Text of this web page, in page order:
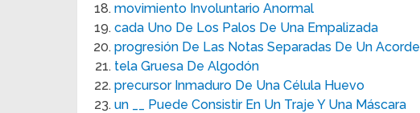
movimiento Involuntario Anormal
cada Uno De Los Palos De Una Empalizada
progresión De Las Notas Separadas De Un Acorde
tela Gruesa De Algodón
precursor Inmaduro De Una Célula Huevo
un __ Puede Consistir En Un Traje Y Una Máscara